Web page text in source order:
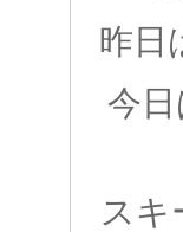
昨日
今
スキ